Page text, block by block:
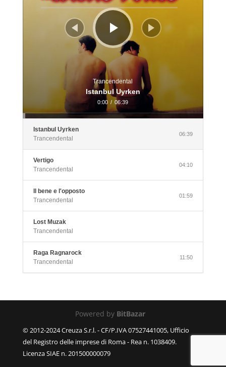
Trancendental
Istanbul Uyrken
0:00 / 06:39
Istanbul Uyrken
Trancendental
06:39
Vertigo
Trancendental
04:10
Il bene e l'opposto
Trancendental
01:59
Lost Muzak
Trancendental
Raga Ragnarock
Trancendental
11:50
Powered by BitBazar
© 2012-2024 Creuza S.r.l. - CF/P.IVA 07527441005, Ufficio
del Registro delle imprese di Roma - Rea n. 1038409.
Licenza SIAE n. 201500000079